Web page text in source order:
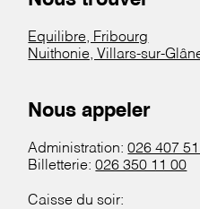
Equilibre, Fribourg
Nuithonie, Villars-sur-
Nous appeler
Administration:026 407 51
Billetterie:026 350 11 00
Caisse du soir: